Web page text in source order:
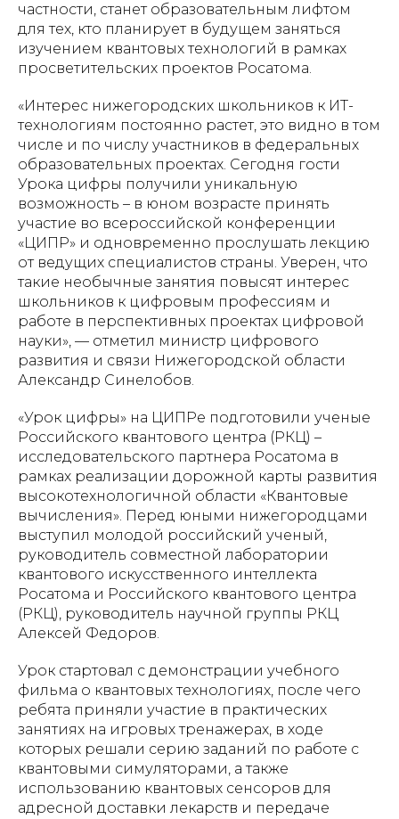
частности, станет образовательным лифтом
для тех, кто планирует в будущем заняться
изучением квантовых технологий в рамках
просветительских проектов Росатома.
«Интерес нижегородских школьников к ИТ-
технологиям постоянно растет, это видно в том
числе и по числу участников в федеральных
образовательных проектах. Сегодня гости
Урока цифры получили уникальную
возможность – в юном возрасте принять
участие во всероссийской конференции
«ЦИПР» и одновременно прослушать лекцию
от ведущих специалистов страны. Уверен, что
такие необычные занятия повысят интерес
школьников к цифровым профессиям и
работе в перспективных проектах цифровой
науки», — отметил министр цифрового
развития и связи Нижегородской области
Александр Синелобов.
«Урок цифры» на ЦИПРе подготовили ученые
Российского квантового центра (РКЦ) –
исследовательского партнера Росатома в
рамках реализации дорожной карты развития
высокотехнологичной области «Квантовые
вычисления». Перед юными нижегородцами
выступил молодой российский ученый,
руководитель совместной лаборатории
квантового искусственного интеллекта
Росатома и Российского квантового центра
(РКЦ), руководитель научной группы РКЦ
Алексей Федоров.
Урок стартовал с демонстрации учебного
фильма о квантовых технологиях, после чего
ребята приняли участие в практических
занятиях на игровых тренажерах, в ходе
которых решали серию заданий по работе с
квантовыми симуляторами, а также
использованию квантовых сенсоров для
адресной доставки лекарств и передаче